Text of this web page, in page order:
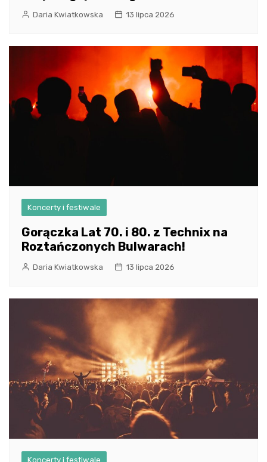
Daria Kwiatkowska 13 lipca 2026
Koncerty i festiwale
Gorączka Lat 70. i 80. z Technix na
Roztańczonych Bulwarach!
Daria Kwiatkowska 13 lipca 2026
Koncerty i festiwale